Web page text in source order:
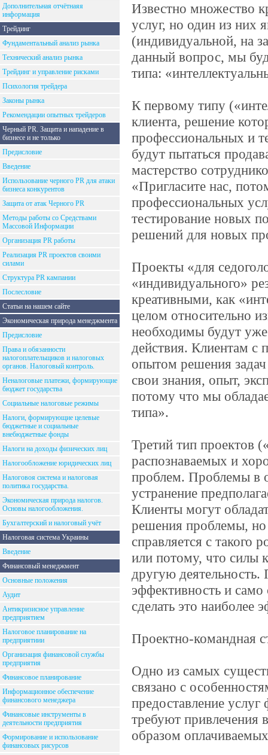
Дополнительная отчётнаяя
информация
Трейдинг
Фундаментальный анализ рынка
Технический анализ рынка
Трейдинг и управление рисками
Психология трейдера
Законы рынка
Рекомендации опытных трейдеров
Черный PR. Защита и нападение в
бизнесе и не только
Предисловие
Введение
Использование черного PR для атаки
бизнеса конкурентов
Защита от атак Черного PR
Методы работы со Средствами
Массовой Информации
Организация PR работы
Реализация PR проектов своими
силами
Структура PR кампании
Послесловие
Статьи на нашем сайте
Экономическая природа менеджмента
Предисловие
Права и обязанности
налогоплательщиков и налоговых
органов. Налоговый контроль.
Неналоговые платежи, формирующие
бюджет государства
Социальные налоговые режимы
Налоги, формирующие целевые
бюджетные и социальные
внебюджетные фонды
Налоги на доходы физических лиц
Налогообложение юридических лиц
Налоговоя система и налоговая
политика государства.
Экономическая природа налогов.
Основы налогообложения.
Бухгалтерский и налоговый учёт
Налоговая система Украины
Введение
Финансовый менеджмент
Основные положения
Аудит
Антикризисное управление
предприятием
Налоговое планирование на
предприятиии
Организация финансовой службы
предприятия
Финансовое планирование
Информационное обеспечение
финансового менеджера
Финансовые инструменты в
деятельности предприятия
Формирование и использование
финансовых рисурсов
Известно множество
услуг, но один из них
(индивидуальной, на
данный вопрос, мы
типа:
К первому типу
клиента, решение
профессиональных и
будут пытаться
мастерство
«Пригласите нас,
профессиональных
тестирование новых
решений для новых
Проекты «для
«индивидуального»
креативными, как
целом относительно
необходимы будут
действия. Клиентам
опытом решения
свои знания, опыт,
потому что мы
типа».
Третий тип проектов
распознаваемых и
проблем. Проблемы в
устранение
Клиенты могут
решения проблемы,
справляется с такого
или потому, что силы
другую
эффективность и
сделать это наиболее
Проектно-командная
Одно из самых
связано с
предоставление
требуют привлечения
образом